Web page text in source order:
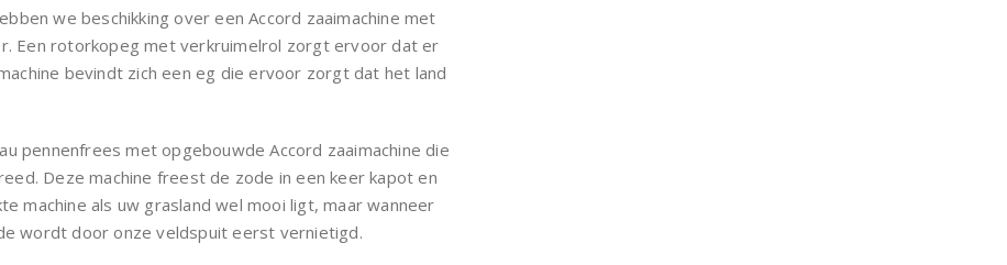
we beschikking over een Accord zaaimachine met
Een rotorkopeg met verkruimelrol zorgt ervoor dat er
bevindt zich een eg die ervoor zorgt dat het land
pennenfrees met opgebouwde Accord zaaimachine die
Deze machine freest de zode in een keer kapot en
machine als uw grasland wel mooi ligt, maar wanneer
wordt door onze veldspuit eerst vernietigd.